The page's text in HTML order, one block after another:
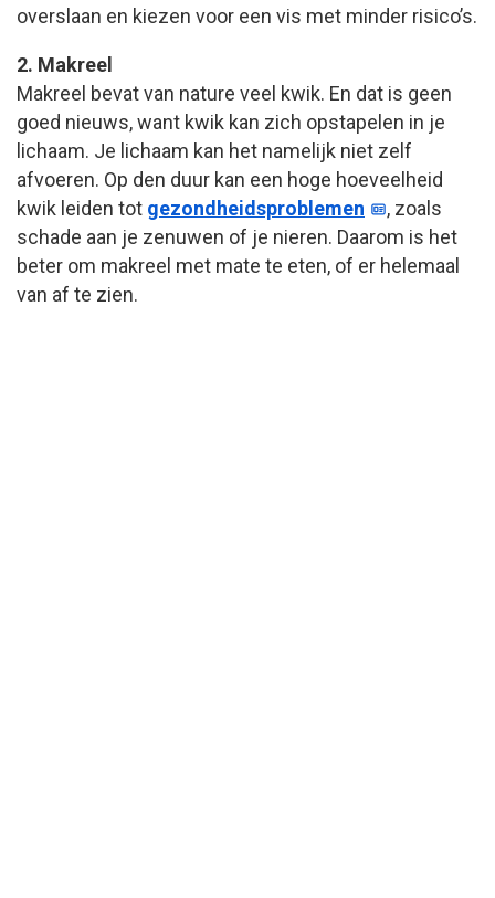
overslaan en kiezen voor een vis met minder risico’s.
2. Makreel
Makreel bevat van nature veel kwik. En dat is geen
goed nieuws, want kwik kan zich opstapelen in je
lichaam. Je lichaam kan het namelijk niet zelf
afvoeren. Op den duur kan een hoge hoeveelheid
kwik leiden tot gezondheidsproblemen
, zoals
schade aan je zenuwen of je nieren. Daarom is het
beter om makreel met mate te eten, of er helemaal
van af te zien.